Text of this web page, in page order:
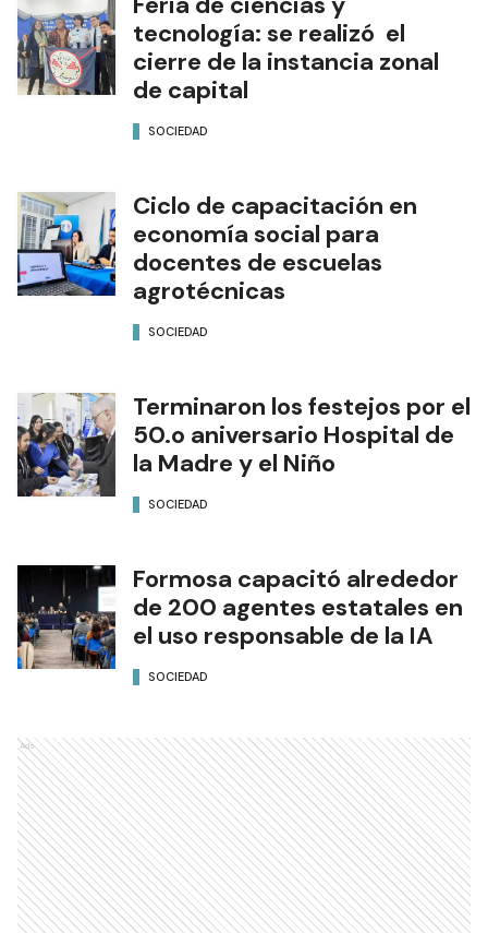
tecnología: se realizó el
cierre de la instancia zonal
de capital
SOCIEDAD
Ciclo de capacitación en
economía social para
docentes de escuelas
agrotécnicas
SOCIEDAD
Terminaron los festejos por el
50.o aniversario Hospital de
la Madre y el Niño
SOCIEDAD
Formosa capacitó alrededor
de 200 agentes estatales en
el uso responsable de la IA
SOCIEDAD
Ads